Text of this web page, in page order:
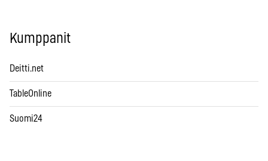
Kumppanit
Deitti.net
TableOnline
Suomi24